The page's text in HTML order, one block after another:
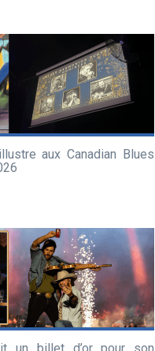
aux Canadian Blues
un billet d’or pour son